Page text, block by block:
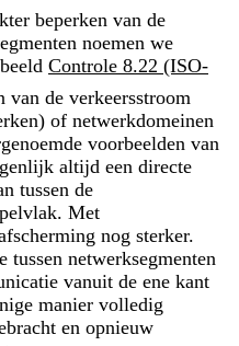
beperken van de
noemen we
Controle 8.22 (ISO-
van de verkeersstroom
of netwerkdomeinen
voorbeelden van
altijd een directe
tussen de
Met
nog sterker.
netwerksegmenten
vanuit de ene kant
manier volledig
en opnieuw